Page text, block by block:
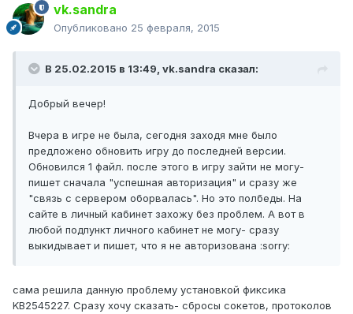
vk.sandra
Опубликовано 25 февраля, 2015
В 25.02.2015 в 13:49, vk.sandra сказал:
Добрый вечер!
Вчера в игре не была, сегодня заходя мне было
предложено обновить игру до последней версии.
Обновился 1 файл. после этого в игру зайти не могу-
пишет сначала "успешная авторизация" и сразу же
"связь с сервером оборвалась". Но это полбеды. На
сайте в личный кабинет захожу без проблем. А вот в
любой подпункт личного кабинет не могу- сразу
выкидывает и пишет, что я не авторизована :sorry:
сама решила данную проблему установкой фиксика
KB2545227. Сразу хочу сказать- сбросы сокетов, протоколов